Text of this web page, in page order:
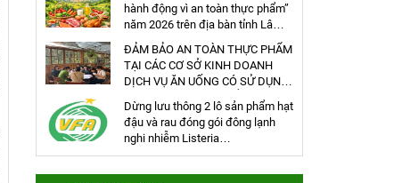
hành động vì an toàn thực phẩm”
năm 2026 trên địa bàn tỉnh Lâm
Đồng
ĐẢM BẢO AN TOÀN THỰC PHẨM
TẠI CÁC CƠ SỞ KINH DOANH
DỊCH VỤ ĂN UỐNG CÓ SỬ DỤNG
HÀNG ĐÔNG LẠNH ĐỂ CHẾ BIẾN
THỰC PHẨM
Dừng lưu thông 2 lô sản phẩm hạt
đậu và rau đóng gói đông lạnh
nghi nhiễm Listeria
monocystogens của công ty